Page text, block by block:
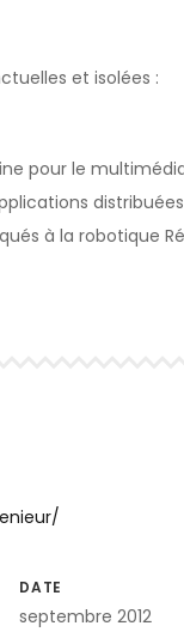
et isolées :
pour le
distribuées
à la robotique
DATE
septembre 2012